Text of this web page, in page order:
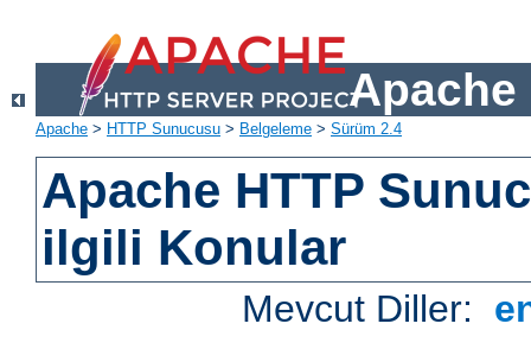
Apache
Apache > HTTP Sunucusu > Belgeleme > Sürüm 2.4
Apache HTTP
ilgili Konular
Mevcut Diller: